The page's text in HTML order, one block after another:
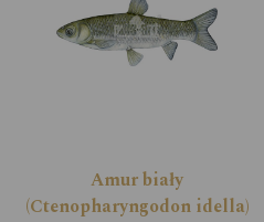
Amur biały
(Ctenopharyngodon idella)